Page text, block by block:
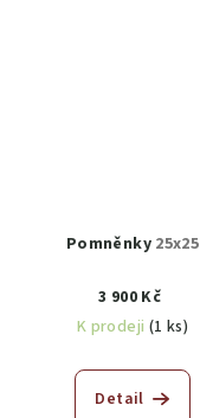
Pomněnky 25x25
3 900 Kč
K prodeji (1 ks)
Detail